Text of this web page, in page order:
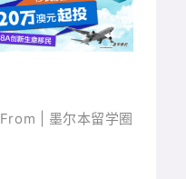
From | 墨尔本留学圈